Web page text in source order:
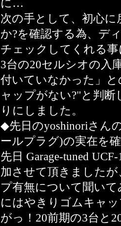
に…
次の手として、初心
か?を確認する為、デ
チェックしてくれる
3台の20セルシオの入
付いていなかった」
ャップがない?"と判
りにしました。
◆先日のyoshinoriさん
ールプラグ)の実在を
先日 Garage-tuned
加させて頂きました
プ有無について聞い
にはやきりゴムキャ
がっ！20前期の3台と